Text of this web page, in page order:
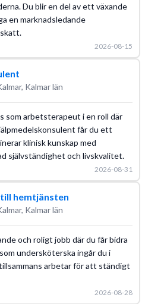
Du blir en del av ett växande
en marknadsledande
2026-08-15
Kalmar län
som arbetsterapeut i en roll där
får du ett
klinisk kunskap med
självständighet och livskvalitet.
2026-08-31
hemtjänsten
Kalmar län
och roligt jobb där du får bidra
undersköterska ingår du i
arbetar för att ständigt
2026-08-28